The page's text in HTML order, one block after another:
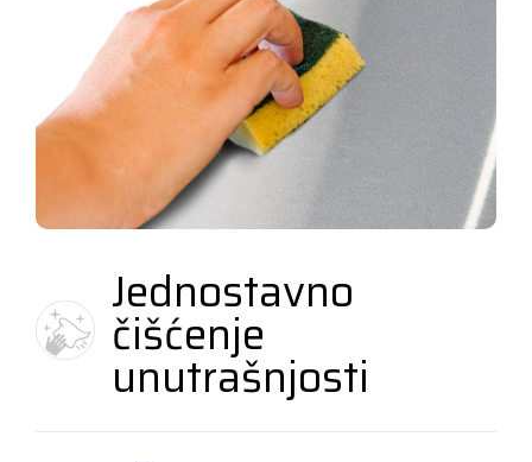
Jednostavno
čišćenje
unutrašnjosti